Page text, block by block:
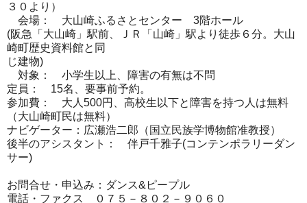
３０より）
会場： 大山崎ふるさとセンター 3階ホール
(阪急「大山崎」駅前、ＪＲ「山崎」駅より徒歩６分。 大山
崎町歴史資料館と同
じ建物)
対象： 小学生以上、障害の有無は不問
定員： 15名、要事前予約。
参加費： 大人500円、高校生以下と障害を持つ人は無料
（大山崎町民は無料）
ナビゲーター：広瀬浩二郎（国立民族学博物館准教授）
後半のアシスタント： 伴戸千雅子(コンテンポラリーダン
サー)
お問合せ・申込み：ダンス&ピープル
電話・ファクス ０７５－８０２－９０６０